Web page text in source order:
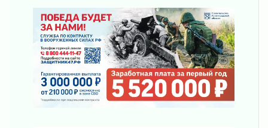
Ладожский мост полностью закроют на два
часа
03 августа 2026
Музеи Ленобласти обновляют пространства
03 августа 2026
Новая площадка: 2027
03 августа 2026
Часть медиков в Ленобласти сможет